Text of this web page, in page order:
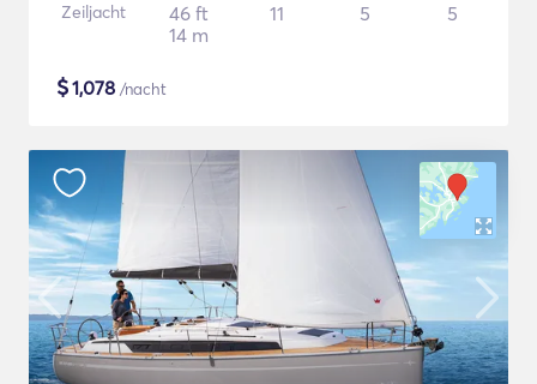
Zeiljacht
46 ft
14 m
11 5 5
$1,078 /nacht